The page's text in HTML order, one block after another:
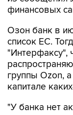
финансовых
Озон банк в
список ЕС.
"Интерфаксу",
группы Ozon,
капитале
"У банка нет